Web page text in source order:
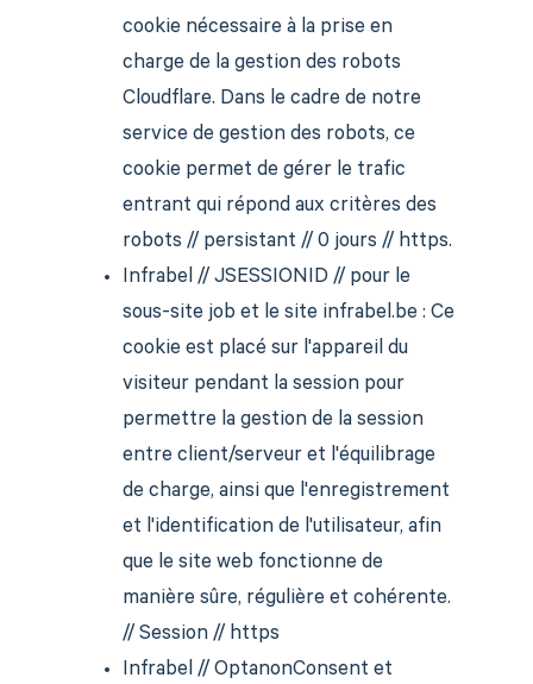
cookie nécessaire à la prise en
charge de la gestion des robots
Cloudflare. Dans le cadre de notre
service de gestion des robots, ce
cookie permet de gérer le trafic
entrant qui répond aux critères des
robots // persistant // 0 jours // https.
Infrabel // JSESSIONID // pour le
sous-site job et le site infrabel.be : Ce
cookie est placé sur l'appareil du
visiteur pendant la session pour
permettre la gestion de la session
entre client/serveur et l'équilibrage
de charge, ainsi que l'enregistrement
et l'identification de l'utilisateur, afin
que le site web fonctionne de
manière sûre, régulière et cohérente.
// Session // https
Infrabel // OptanonConsent et